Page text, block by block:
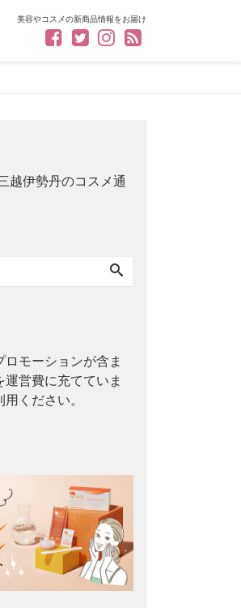
美容やコスメの新商品情報をお届け
モーションが含ま
営費に充てていま
ください。